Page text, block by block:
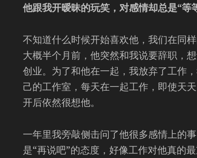
他跟我开暧昧的玩笑，对感情却总是“等
不知道什么时候开始喜欢他，我们在同样
大概半个月前，他突然和我说要辞职，
创业。为了和他在一起，我放弃了工作
己的工作室，每天在一起工作，即使天
开后依然很想他。
一年里我旁敲侧击问了他很多感情上的
是“再说吧”的态度，好像工作对他真的